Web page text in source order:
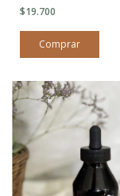
$19.700